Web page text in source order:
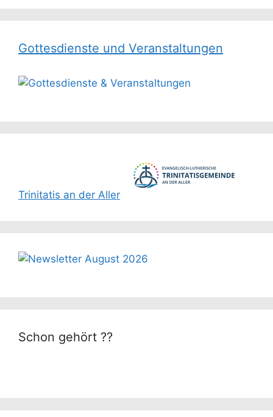
Gottesdienste und Veranstaltungen
Trinitatis an der Aller
Schon gehört ??